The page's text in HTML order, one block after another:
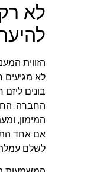
לא
הזווית
לא מגיעים
בונים
החברה.
המימון,
אם אחד
לשלם עמלת